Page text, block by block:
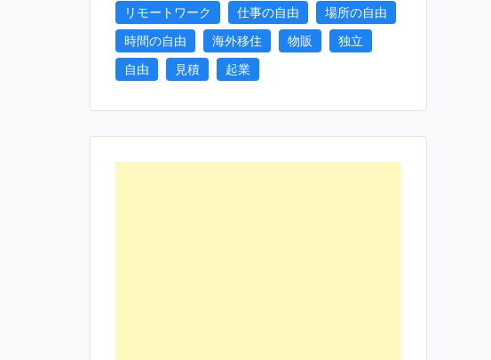
リモートワーク
仕事の自由
場所の自由
時間の自由
海外移住 物販
独立
自由
見積 起業